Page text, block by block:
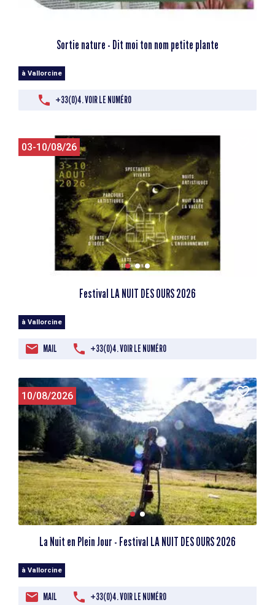
Sortie nature - Dit moi ton nom petite plante
à Vallorcine
+33(0)4. VOIR LE NUMÉRO
03-10/08/26
Festival LA NUIT DES OURS 2026
à Vallorcine
MAIL +33(0)4. VOIR LE NUMÉRO
10/08/2026
La Nuit en Plein Jour - Festival LA NUIT DES OURS 2026
à Vallorcine
MAIL +33(0)4. VOIR LE NUMÉRO